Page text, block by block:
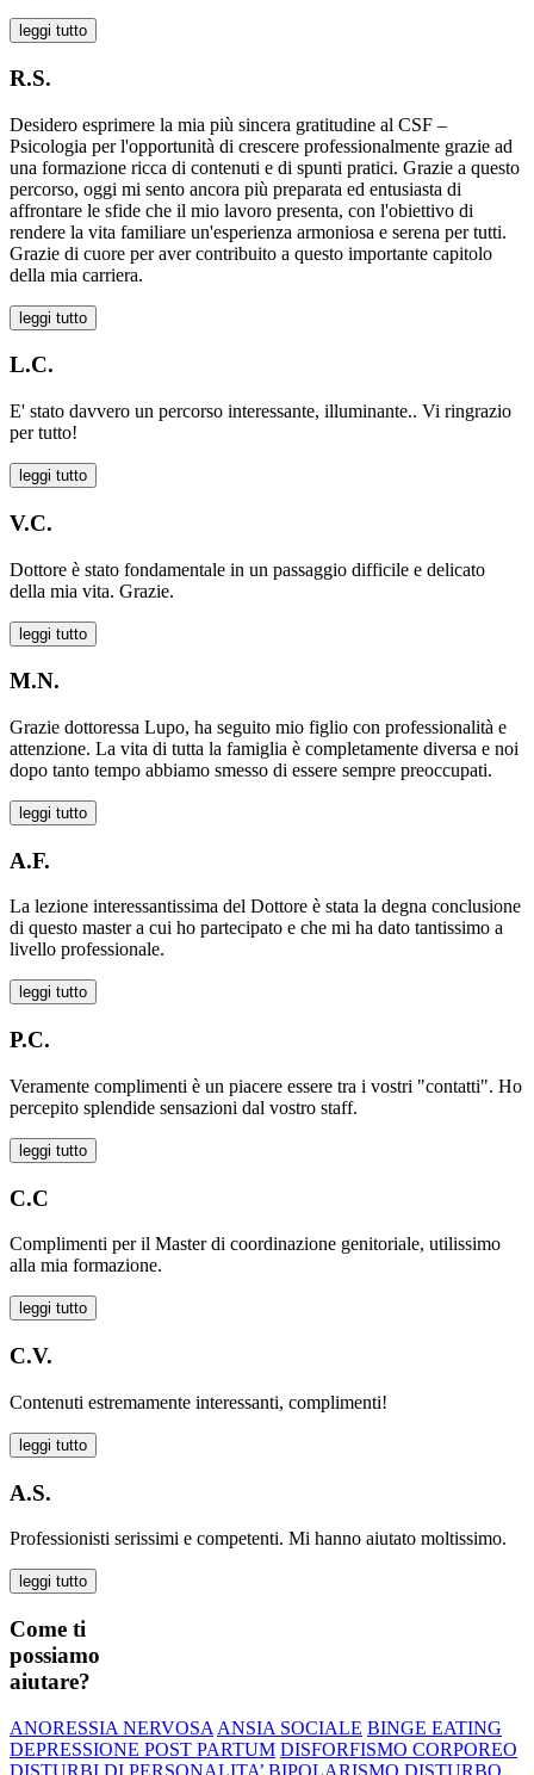
leggi tutto
R.S.
Desidero esprimere la mia più sincera gratitudine al CSF –
Psicologia per l'opportunità di crescere professionalmente grazie ad
una formazione ricca di contenuti e di spunti pratici. Grazie a questo
percorso, oggi mi sento ancora più preparata ed entusiasta di
affrontare le sfide che il mio lavoro presenta, con l'obiettivo di
rendere la vita familiare un'esperienza armoniosa e serena per tutti.
Grazie di cuore per aver contribuito a questo importante capitolo
della mia carriera.
leggi tutto
L.C.
E' stato davvero un percorso interessante, illuminante.. Vi ringrazio
per tutto!
leggi tutto
V.C.
Dottore è stato fondamentale in un passaggio difficile e delicato
della mia vita. Grazie.
leggi tutto
M.N.
Grazie dottoressa Lupo, ha seguito mio figlio con professionalità e
attenzione. La vita di tutta la famiglia è completamente diversa e noi
dopo tanto tempo abbiamo smesso di essere sempre preoccupati.
leggi tutto
A.F.
La lezione interessantissima del Dottore è stata la degna conclusione
di questo master a cui ho partecipato e che mi ha dato tantissimo a
livello professionale.
leggi tutto
P.C.
Veramente complimenti è un piacere essere tra i vostri "contatti". Ho
percepito splendide sensazioni dal vostro staff.
leggi tutto
C.C
Complimenti per il Master di coordinazione genitoriale, utilissimo
alla mia formazione.
leggi tutto
C.V.
Contenuti estremamente interessanti, complimenti!
leggi tutto
A.S.
Professionisti serissimi e competenti. Mi hanno aiutato moltissimo.
leggi tutto
Come ti
possiamo
aiutare?
ANORESSIA NERVOSA ANSIA SOCIALE BINGE EATING
DEPRESSIONE POST PARTUM DISFORFISMO CORPOREO
DISTURBI DI PERSONALITA’ BIPOLARISMO DISTURBO